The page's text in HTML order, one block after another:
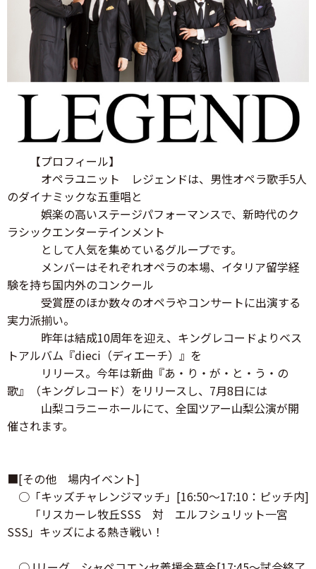
【プロフィール】
オペラユニット レジェンドは、男性オペラ歌手5人
のダイナミックな五重唱と
娯楽の高いステージパフォーマンスで、新時代のク
ラシックエンターテインメント
として人気を集めているグループです。
メンバーはそれぞれオペラの本場、イタリア留学経
験を持ち国内外のコンクール
受賞歴のほか数々のオペラやコンサートに出演する
実力派揃い。
昨年は結成10周年を迎え、キングレコードよりベス
トアルバム『dieci（ディエーチ）』を
リリース。今年は新曲『あ・り・が・と・う・の
歌』（キングレコード）をリリースし、7月8日には
山梨コラニーホールにて、全国ツアー山梨公演が開
催されます。
■[その他 場内イベント]
○「キッズチャレンジマッチ」[16:50～17:10：ピッチ内]
「リスカーレ牧丘SSS 対 エルフシュリット一宮
SSS」キッズによる熱き戦い！